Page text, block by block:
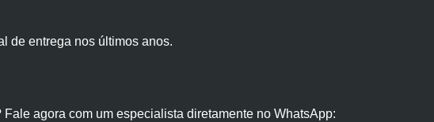
de entrega nos últimos anos.
agora com um especialista diretamente no WhatsApp: